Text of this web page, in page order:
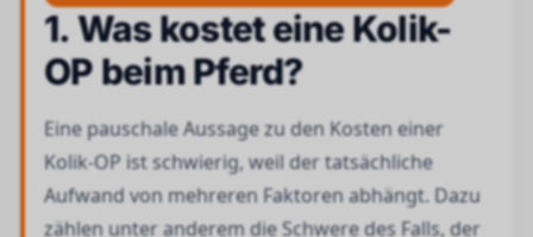
1. Was kostet eine Kolik-
OP beim Pferd?
Eine pauschale Aussage zu den Kosten einer
Kolik-OP ist schwierig, weil der tatsächliche
Aufwand von mehreren Faktoren abhängt. Dazu
zählen unter anderem die Schwere des Falls, der